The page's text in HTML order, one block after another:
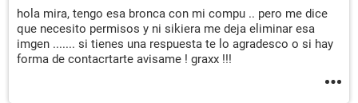
hola mira, tengo esa bronca con mi compu .. pero me dice
que necesito permisos y ni sikiera me deja eliminar esa
imgen ....... si tienes una respuesta te lo agradesco o si hay
forma de contacrtarte avisame ! graxx !!!